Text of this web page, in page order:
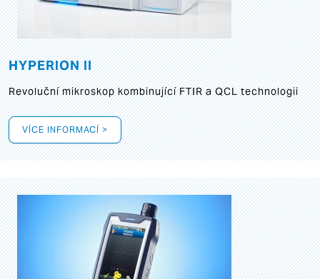
HYPERION II
Revoluční mikroskop kombinující FTIR a QCL technologii
VÍCE INFORMACÍ >